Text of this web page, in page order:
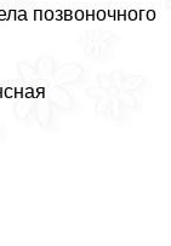
позвоночного